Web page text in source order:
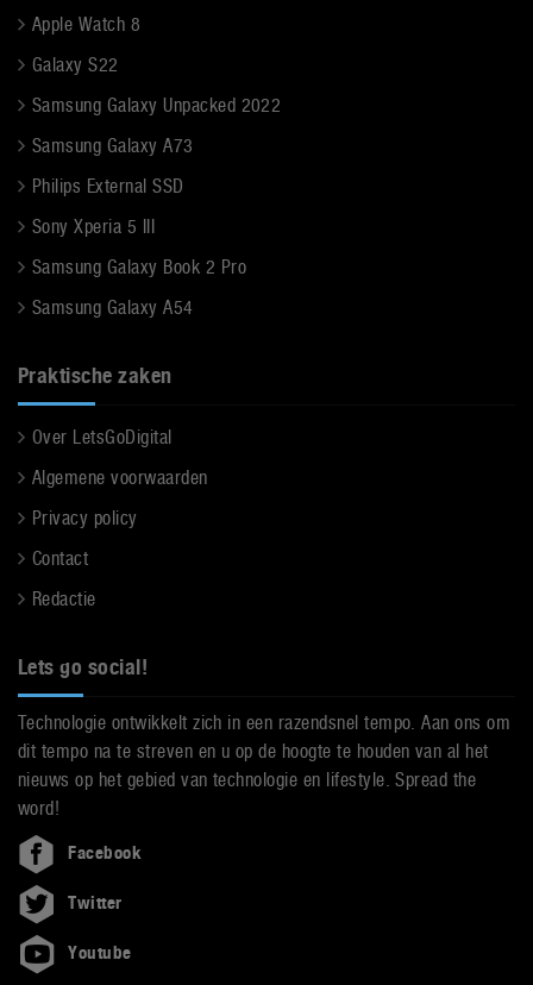
Apple Watch 8
Galaxy S22
Samsung Galaxy Unpacked 2022
Samsung Galaxy A73
Philips External SSD
Sony Xperia 5 III
Samsung Galaxy Book 2 Pro
Samsung Galaxy A54
Praktische zaken
Over LetsGoDigital
Algemene voorwaarden
Privacy policy
Contact
Redactie
Lets go social!
Technologie ontwikkelt zich in een razendsnel tempo. Aan ons om
dit tempo na te streven en u op de hoogte te houden van al het
nieuws op het gebied van technologie en lifestyle. Spread the
word!
Facebook
Twitter
Youtube